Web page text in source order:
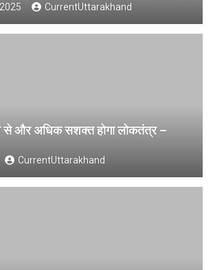
CurrentUttarakhand
और अधिक सशक्त होगा लोकतंत्र –
CurrentUttarakhand